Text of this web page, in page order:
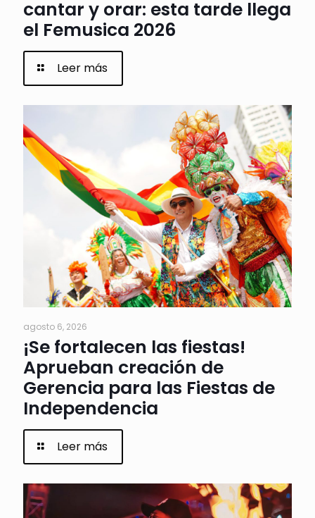
cantar y orar: esta tarde llega
el Femusica 2026
Leer más
agosto 6, 2026
¡Se fortalecen las fiestas!
Aprueban creación de
Gerencia para las Fiestas de
Independencia
Leer más